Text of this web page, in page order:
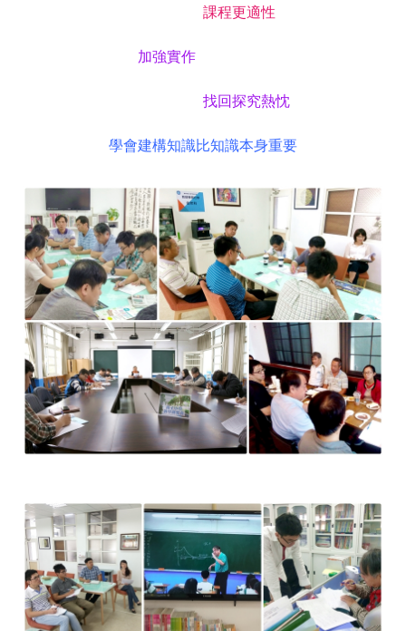
課程更適性
加強實作
找回探究熱忱
學會建構知識比知識本身重要